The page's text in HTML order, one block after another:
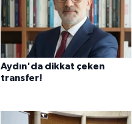
Aydın'da dikkat çeken
transfer!